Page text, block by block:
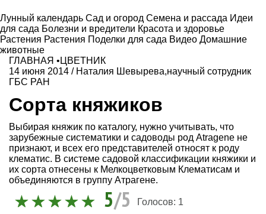
Лунный календарь Сад и огород Семена и рассада Идеи
для сада Болезни и вредители Красота и здоровье
Растения Растения Поделки для сада Видео Домашние
животные
ГЛАВНАЯ • ЦВЕТНИК
14 июня 2014 / Наталия Шевырева,научный сотрудник
ГБС РАН
Сорта княжиков
Выбирая княжик по каталогу, нужно учитывать, что
зарубежные систематики и садоводы род Atragene не
признают, и всех его представителей относят к роду
клематис. В системе садовой классификации княжики и
их сорта отнесены к Мелкоцветковым Клематисам и
объединяются в группу Атрагене.
5/5 Голосов: 1